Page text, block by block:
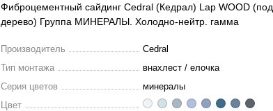
Фиброцементный сайдинг Cedral (Кедрал) Lap WOOD (под
дерево) Группа МИНЕРАЛЫ. Холодно-нейтр. гамма
Производитель
Cedral
Тип монтажа
внахлест / елочка
Серия цветов
минералы
Цвет